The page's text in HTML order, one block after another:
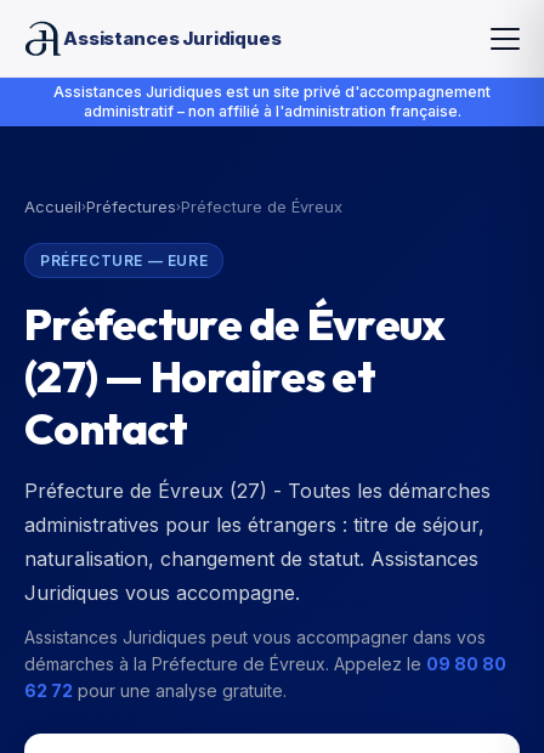
Assistances Juridiques
Assistances Juridiques est un site privé d'accompagnement
administratif – non affilié à l'administration française.
Accueil›Préfectures›Préfecture de Évreux
PRÉFECTURE — EURE
Préfecture de Évreux
(27) — Horaires et
Contact
Préfecture de Évreux (27) - Toutes les démarches
administratives pour les étrangers : titre de séjour,
naturalisation, changement de statut. Assistances
Juridiques vous accompagne.
Assistances Juridiques peut vous accompagner dans vos
démarches à la Préfecture de Évreux. Appelez le 09 80 80
62 72 pour une analyse gratuite.